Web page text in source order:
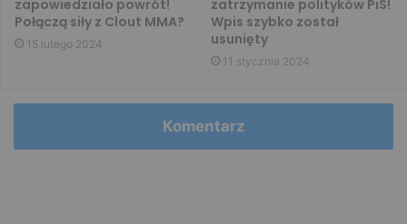
zapowiedziało powrót!
Połączą siły z Clout MMA?
15 lutego 2024
zatrzymanie polityków PiS!
Wpis szybko został
usunięty
11 stycznia 2024
Komentarz